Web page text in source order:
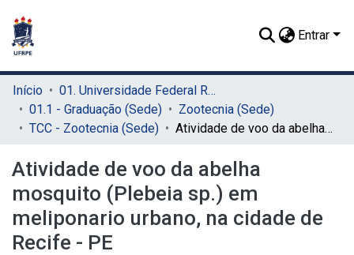
Entrar
Início
01. Universidade Federal Rural de Pernambuco - UFRPE (Sede)
01.1 - Graduação (Sede)
Zootecnia (Sede)
TCC - Zootecnia (Sede)
Atividade de voo da abelha mosquito (Plebeia sp.) em meliponario urbano, na cidade de Recife - PE
Atividade de voo da abelha
mosquito (Plebeia sp.) em
meliponario urbano, na cidade de
Recife - PE